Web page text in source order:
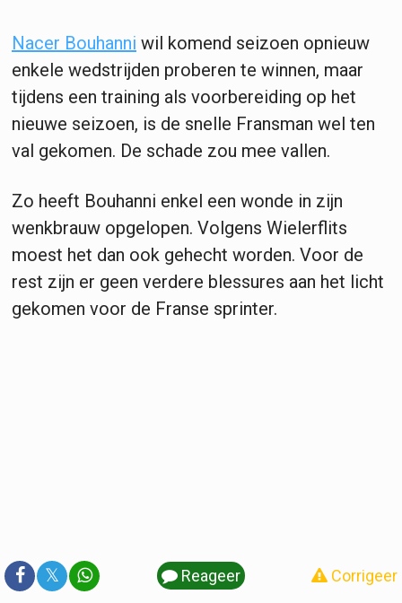
Nacer Bouhanni wil komend seizoen opnieuw
enkele wedstrijden proberen te winnen, maar
tijdens een training als voorbereiding op het
nieuwe seizoen, is de snelle Fransman wel ten
val gekomen. De schade zou mee vallen.
Zo heeft Bouhanni enkel een wonde in zijn
wenkbrauw opgelopen. Volgens Wielerflits
moest het dan ook gehecht worden. Voor de
rest zijn er geen verdere blessures aan het licht
gekomen voor de Franse sprinter.
𝕏 Reageer Corrigeer